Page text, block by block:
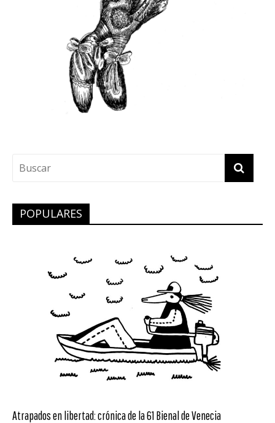
POPULARES
Atrapados en libertad: crónica de la 61 Bienal de Venecia